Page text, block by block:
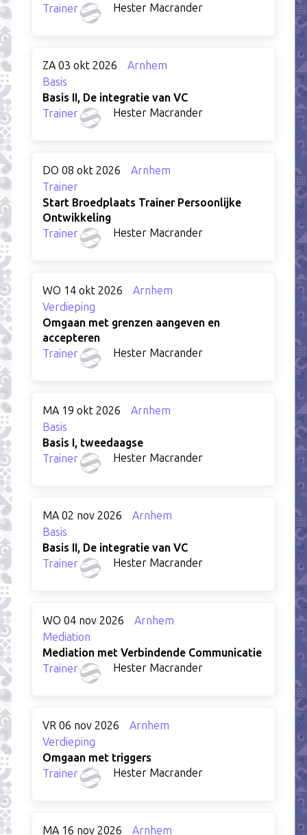
Trainer
Hester Macrander
ZA 03 okt 2026
Arnhem
Basis
Basis II, De integratie van VC
Trainer
Hester Macrander
DO 08 okt 2026
Arnhem
Trainer
Start Broedplaats Trainer Persoonlijke
Ontwikkeling
Trainer
Hester Macrander
WO 14 okt 2026
Arnhem
Verdieping
Omgaan met grenzen aangeven en
accepteren
Trainer
Hester Macrander
MA 19 okt 2026
Arnhem
Basis
Basis I, tweedaagse
Trainer
Hester Macrander
MA 02 nov 2026
Arnhem
Basis
Basis II, De integratie van VC
Trainer
Hester Macrander
WO 04 nov 2026
Arnhem
Mediation
Mediation met Verbindende Communicatie
Trainer
Hester Macrander
VR 06 nov 2026
Arnhem
Verdieping
Omgaan met triggers
Trainer
Hester Macrander
MA 16 nov 2026 Arnhem